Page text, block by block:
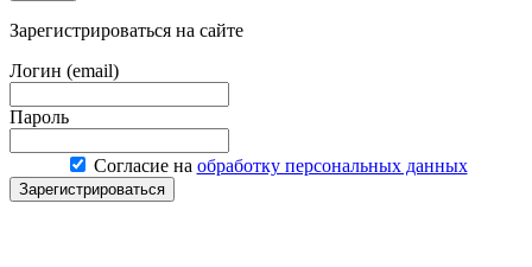
Зарегистрироваться на сайте
Логин (email)
Пароль
Согласие на обработку персональных данных
Зарегистрироваться